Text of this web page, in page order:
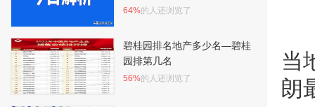
当
朗
64%的人还浏览了
碧桂园排名地产多少名—碧桂
园排第几名
56%的人还浏览了